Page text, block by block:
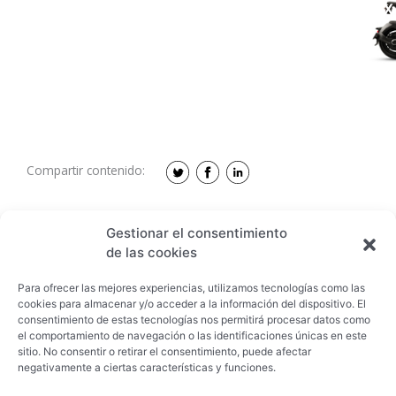
Gestionar el consentimiento
de las cookies
Para ofrecer las mejores experiencias, utilizamos tecnologías como las
cookies para almacenar y/o acceder a la información del dispositivo. El
consentimiento de estas tecnologías nos permitirá procesar datos como
el comportamiento de navegación o las identificaciones únicas en este
sitio. No consentir o retirar el consentimiento, puede afectar
negativamente a ciertas características y funciones.
Compartir contenido:
Descargar